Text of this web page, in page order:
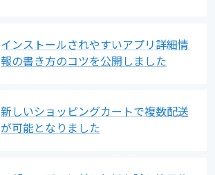
インストールされやすいアプリ詳細情
報の書き方のコツを公開しました
新しいショッピングカートで複数配送
が可能となりました